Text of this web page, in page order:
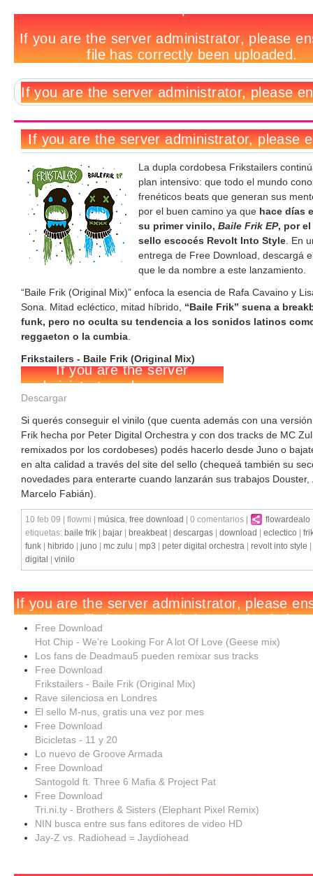
Download:
Frik
Mix)
La dupla cordobesa Frikstailers
plan intensivo: que todo el mundo
frenéticos beats que generan sus
por el buen camino ya que hace días
su primer vinilo, Baile Frik EP, por
sello escocés Revolt Into Style. En
entrega de Free Download, descargá
que le da nombre a este lanzamiento.
“Baile Frik (Original Mix)” enfoca la esencia de Rafa Cavaino y
Sona. Mitad ecléctico, mitad híbrido, “Baile Frik” suena a
funk, pero no oculta su tendencia a los sonidos latinos
reggaeton o la cumbia.
Frikstailers - Baile Frik (Original Mix)
Descargar
Si querés conseguir el vinilo (que cuenta además con una
Frik hecha por Peter Digital Orchestra y con dos tracks de MC
remixados por los cordobeses) podés hacerlo desde Juno o
en alta calidad a través del site del sello (chequeá también su
novedades para enterarte cuando lanzarán sus trabajos Douster,
Marcelo Fabián).
10 feb 09 | flowmi | música, free download | 0 comentarios |
flowardealo
etiquetas: baile frik bajar breakbeat| descargas download eclectico
funk
hibrido juno mc zulu mp3 peter digital orchestra revolt into style
digital
vinilo
relacionadas:
Free Download
Hot Chip - We’re Looking For A lot Of Love (Geese mix)
Los fans de Deadmau5 pueden remixar sus tracks
Free Download
Frikstailers - Baile Frik (Original Mix)
Rave silenciosa en Londres
El sello M-nus, gratis una vez por mes
Free Download
Bicicletas - 11 y 20
Lo nuevo de Groove Armada
Free Download
Santogold ft. Three 6 Mafia & Project Pat
Free Download
Tri.ni.ty - Brothers & Sisters (Elephant Pixel Remix)
NIN busca entre sus fans editores de video HD
Jay-Z vs. Radiohead = Jaydiohead
hay